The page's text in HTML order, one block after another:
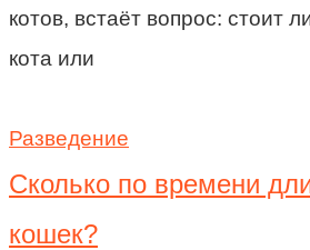
котов, встаёт вопрос: стоит
кота или
Разведение
Сколько по времени
кошек?